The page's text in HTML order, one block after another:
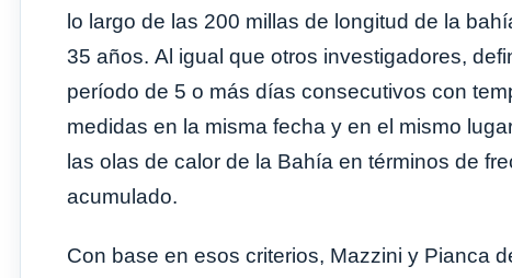
lo largo de las 200 millas de longitud de la
35 años. Al igual que otros investigadores,
período de 5 o más días consecutivos con
medidas en la misma fecha y en el mismo
las olas de calor de la Bahía en términos de
acumulado.
Con base en esos criterios, Mazzini y Pianca